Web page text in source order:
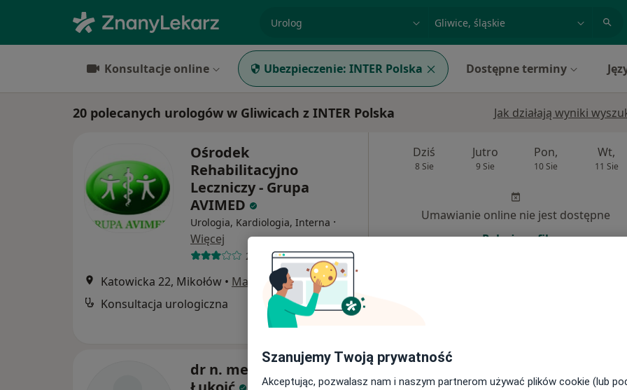
miasto lub dzielnica
Konsultacje online Ubezpieczenie: INTER Polska Dostępne terminy
20 polecanych urologów w Gliwicach z INTER Polska Jak działają wyniki
Ośrodek
Rehabilitacyjno
Leczniczy - Grupa
AVIMED
Urologia, Kardiologia, Interna ·
Więcej
25 opinii
Katowicka 22, Mikołów • Mapa
Konsultacja urologiczna
Dziś
8 Sie
Jutro
9 Sie
Pon,
10 Sie
Wt,
11 Sie
Umawianie online nie jest dostępne
Pokaż profil
dr n. med. Krzysztof
8 Sie 9 Sie 10 Sie 11 Sie
Szanujemy Twoją prywatność
Akceptując, pozwalasz nam i naszym partnerom używać plików cookie (lub